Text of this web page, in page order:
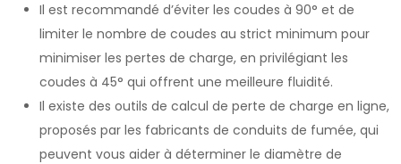
Il est recommandé d’éviter les coudes à 90° et de
limiter le nombre de coudes au strict minimum pour
minimiser les pertes de charge, en privilégiant les
coudes à 45° qui offrent une meilleure fluidité.
Il existe des outils de calcul de perte de charge en ligne,
proposés par les fabricants de conduits de fumée, qui
peuvent vous aider à déterminer le diamètre de